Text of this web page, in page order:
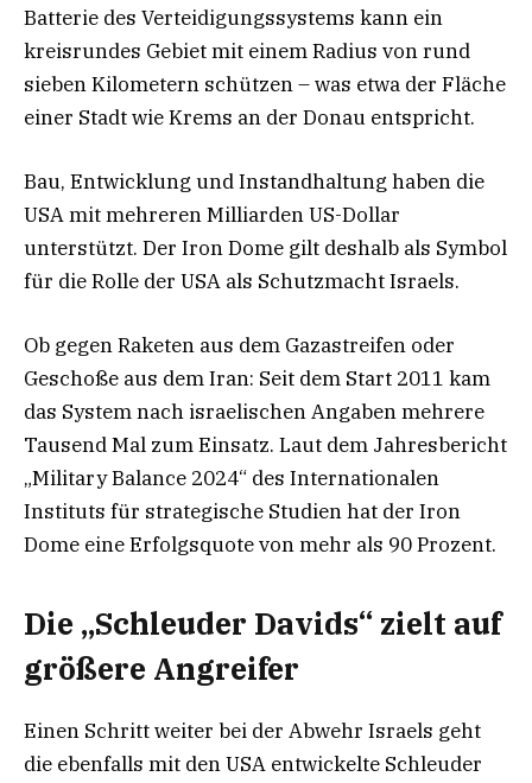
Batterie des Verteidigungssystems kann ein
kreisrundes Gebiet mit einem Radius von rund
sieben Kilometern schützen – was etwa der Fläche
einer Stadt wie Krems an der Donau entspricht.
Bau, Entwicklung und Instandhaltung haben die
USA mit mehreren Milliarden US-Dollar
unterstützt. Der Iron Dome gilt deshalb als Symbol
für die Rolle der USA als Schutzmacht Israels.
Ob gegen Raketen aus dem Gazastreifen oder
Geschoße aus dem Iran: Seit dem Start 2011 kam
das System nach israelischen Angaben mehrere
Tausend Mal zum Einsatz. Laut dem Jahresbericht
„Military Balance 2024“ des Internationalen
Instituts für strategische Studien hat der Iron
Dome eine Erfolgsquote von mehr als 90 Prozent.
Die „Schleuder Davids“ zielt auf
größere Angreifer
Einen Schritt weiter bei der Abwehr Israels geht
die ebenfalls mit den USA entwickelte Schleuder